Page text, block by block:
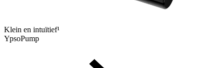
Klein en intuïtief¹
YpsoPump